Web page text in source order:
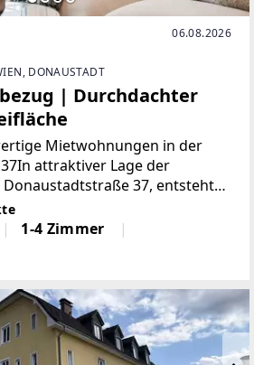
06.08.2026
DONAUSTADT
| Durchdachter
Mietwohnungen in der
attraktiver Lage der
37, entsteht
mit hochwertig
Die durchdacht
1-4 Zimmer